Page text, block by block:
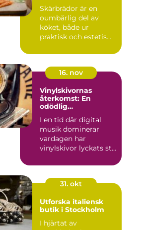
Skärbrädor är en
oumbärlig del av
köket, både ur
praktisk och estetis...
16. nov
Vinylskivornas
återkomst: En
odödlig
I en tid där digital
musik dominerar
vardagen har
vinylskivor lyckats stå
31. okt
Utforska italiensk
butik i Stockholm
I hjärtat av